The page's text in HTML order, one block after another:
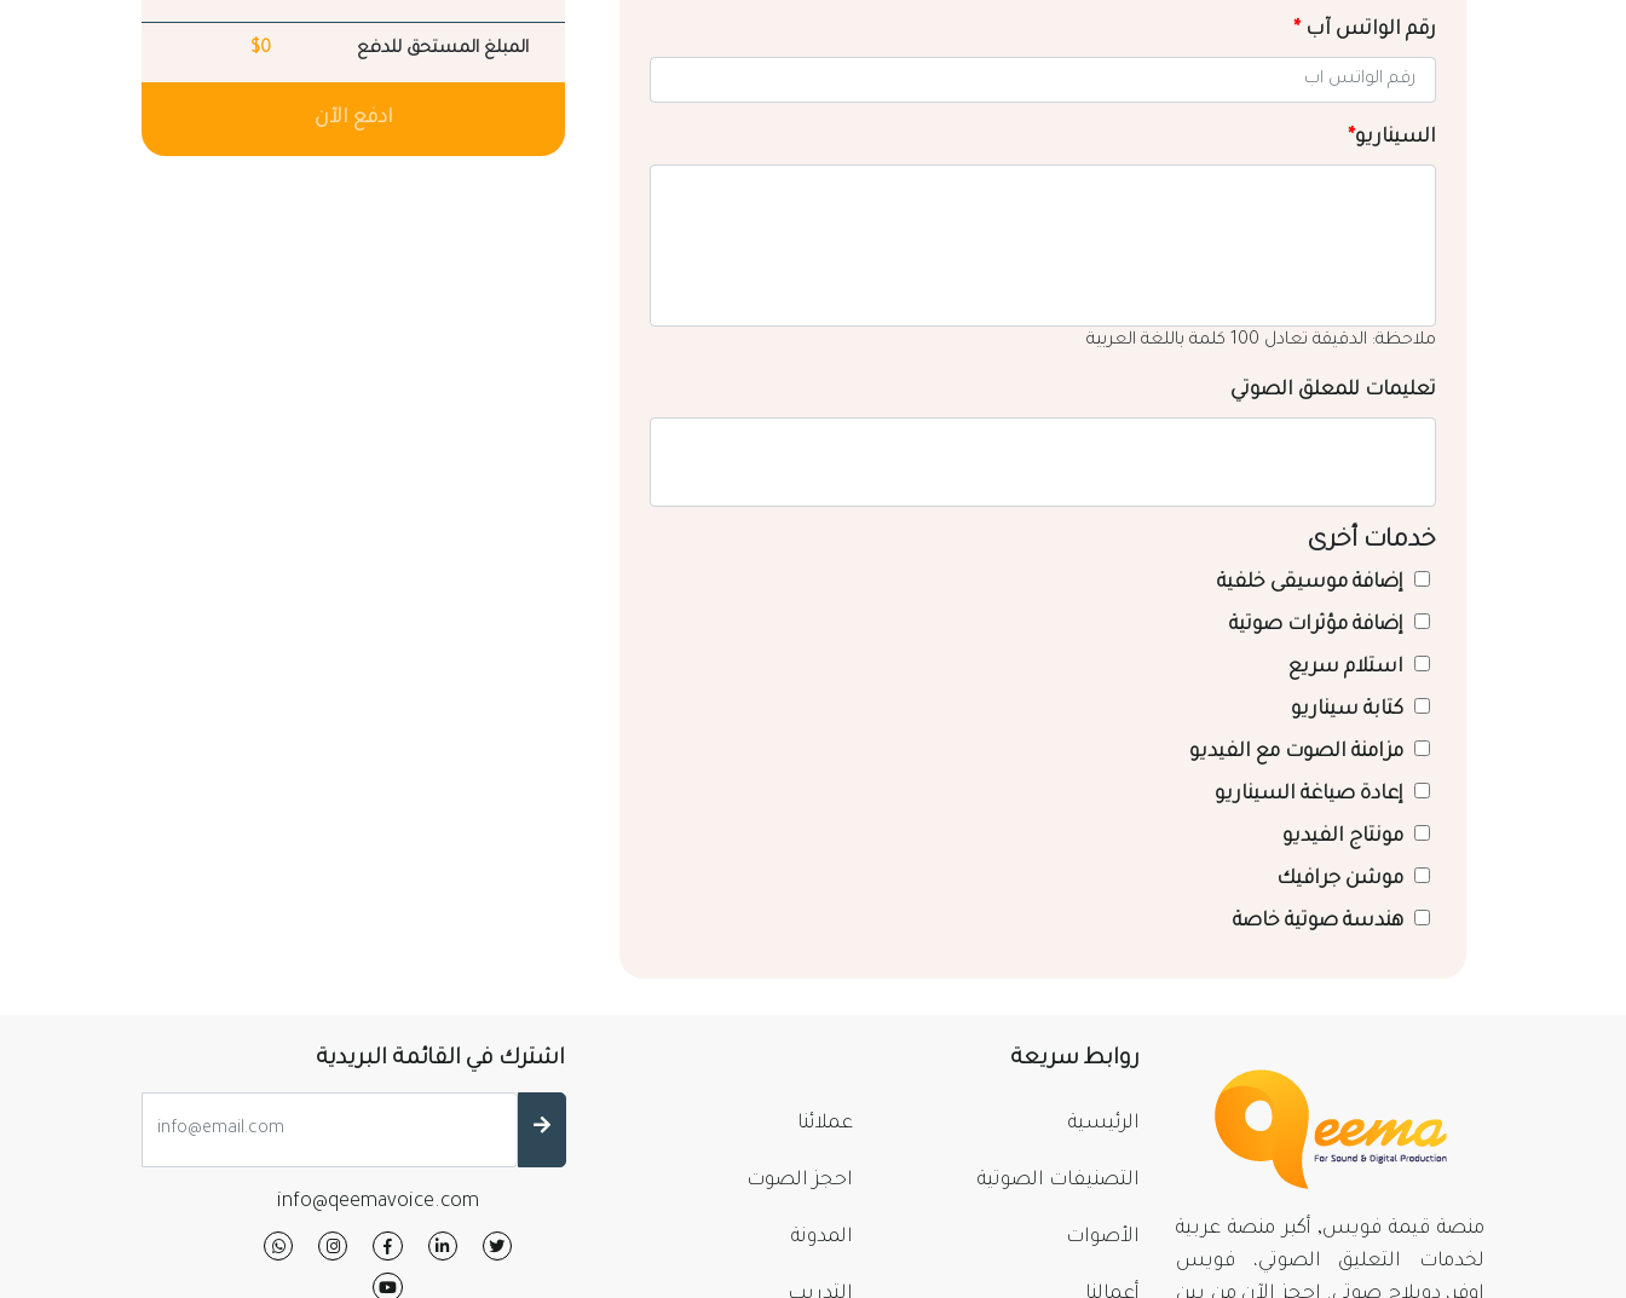
رقم الواتس آب*
السيناريو*
ملاحظة: الدقيقة تعادل 100 كلمة باللغة العربية
تعليمات للمعلق الصوتي
خدمات أخرى
إضافة موسيقى خلفية
إضافة مؤثرات صوتية
استلام سريع
كتابة سيناريو
مزامنة الصوت مع الفيديو
إعادة صياغة السيناريو
مونتاج الفيديو
موشن جرافيك
هندسة صوتية خاصة
المبلغ المستحق للدفع $0
ادفع الآن
منصة قيمة فويس, أكبر منصة عربية
لخدمات التعليق الصوتي، فويس
روابط سريعة
الرئيسية
التصنيفات الصوتية
الأصوات
عملائنا
احجز الصوت
المدونة
اشترك في القائمة البريدية
info@qeemavoice.com